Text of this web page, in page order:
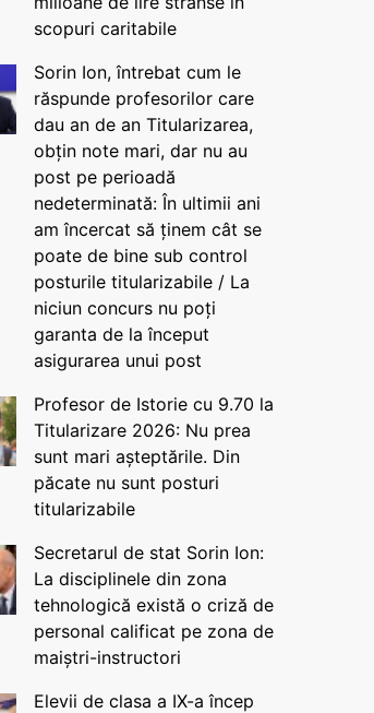
scopuri caritabile
Sorin Ion, întrebat cum le
răspunde profesorilor care
dau an de an Titularizarea,
obțin note mari, dar nu au
post pe perioadă
nedeterminată: În ultimii ani
am încercat să ținem cât se
poate de bine sub control
posturile titularizabile / La
niciun concurs nu poți
garanta de la început
asigurarea unui post
Profesor de Istorie cu 9.70 la
Titularizare 2026: Nu prea
sunt mari așteptările. Din
păcate nu sunt posturi
titularizabile
Secretarul de stat Sorin Ion:
La disciplinele din zona
tehnologică există o criză de
personal calificat pe zona de
maiștri-instructori
Elevii de clasa a IX-a încep